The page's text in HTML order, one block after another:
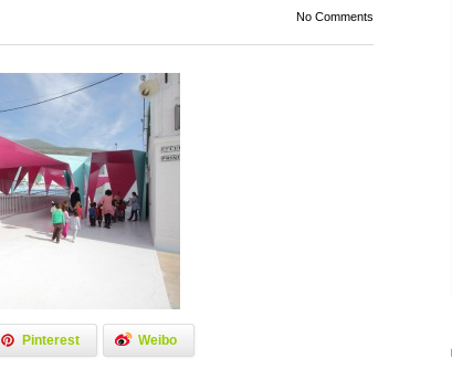
No Comments
Pinterest Weibo